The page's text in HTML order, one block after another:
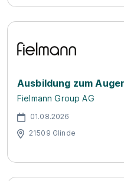
Ausbildung zum
Fielmann Group AG
01.08.2026
21509 Glinde